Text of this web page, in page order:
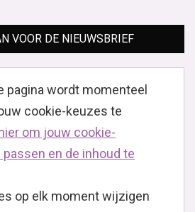
VOOR DE NIEUWSBRIEF
pagina wordt momenteel
cookie-keuzes te
om jouw cookie-
en de inhoud te
op elk moment wijzigen